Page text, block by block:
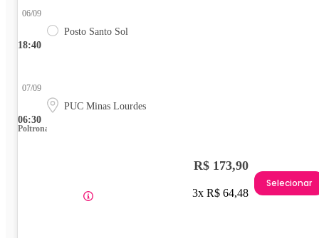
18:40
06/09
Posto Santo Sol
06:30
07/09
PUC Minas Lourdes
Poltrona
R$ 173,90
3x R$ 64,48
Selecionar